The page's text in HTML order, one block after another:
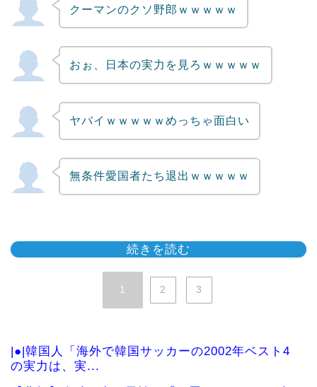
クーマンのクソ野郎ｗｗｗｗｗ
おぉ、日本の実力を見ろｗｗｗｗｗ
ヤバイｗｗｗｗｗめっちゃ面白い
無条件愛国者たち退出ｗｗｗｗｗ
続きを読む
1 2 3
|●|韓国人「海外で韓国サッカーの2002年ベスト4
の実力は、実...